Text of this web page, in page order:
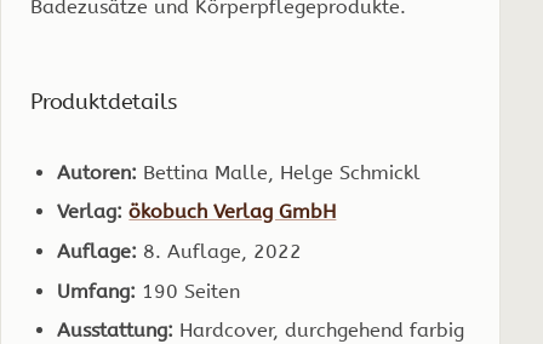
Badezusätze und Körperpflegeprodukte.
Produktdetails
Autoren: Bettina Malle, Helge Schmickl
Verlag: ökobuch Verlag GmbH
Auflage: 8. Auflage, 2022
Umfang: 190 Seiten
Ausstattung: Hardcover, durchgehend farbig